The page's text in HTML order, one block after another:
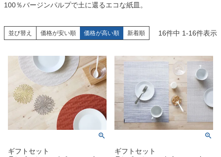
100％バージンパルプで土に還るエコな紙皿。
並び替え 価格が安い順 価格が高い順 新着順 16件中 1-16件表示
ギフトセット
ギフトセット